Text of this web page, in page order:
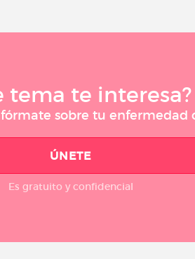
tema te interesa?
sobre tu
ÚNETE
Es gratuito y confidencial